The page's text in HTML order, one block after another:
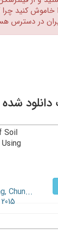
کنید چرا که
در دسترس
شده
of Soil
Using
Chun...
2015